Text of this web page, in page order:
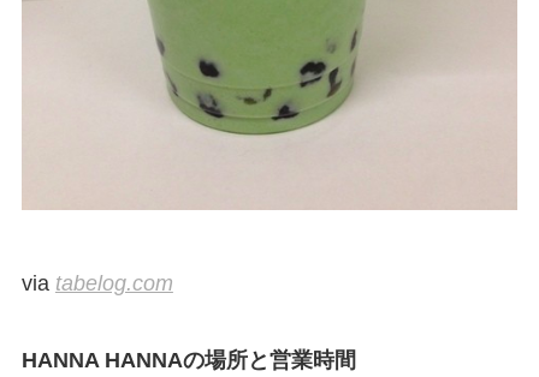
via tabelog.com
HANNA HANNAの場所と営業時間